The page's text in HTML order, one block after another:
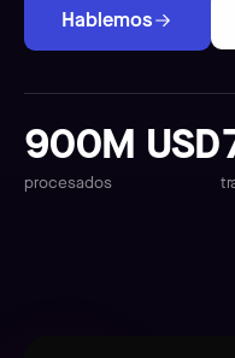
Hablemos
900M USD
procesados